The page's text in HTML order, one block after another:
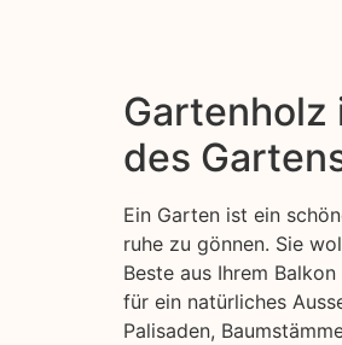
Gartenholz
des
Ein Garten ist ein
ruhe zu gönnen. Sie
Beste aus Ihrem
für ein natürliches
Palisaden,